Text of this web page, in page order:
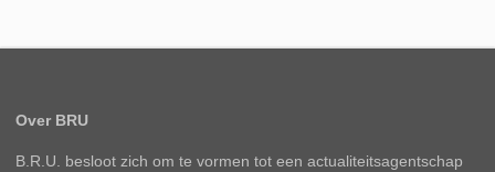
Over BRU
B.R.U. besloot zich om te vormen tot een actualiteitsagentschap